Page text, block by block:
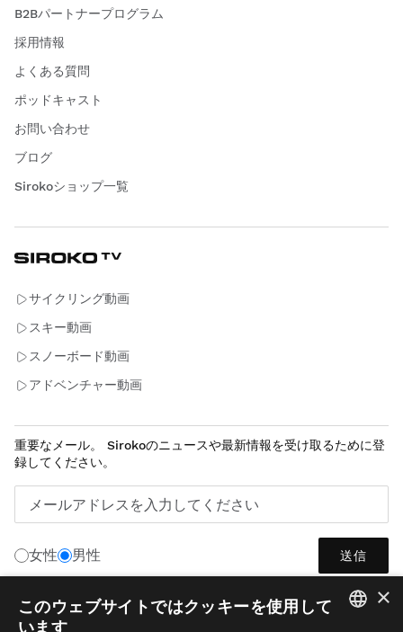
B2Bパートナープログラム
採用情報
よくある質問
ポッドキャスト
お問い合わせ
ブログ
Sirokoショップ一覧
サイクリング動画
スキー動画
スノーボード動画
アドベンチャー動画
重要なメール。 Sirokoのニュースや最新情報を受け取るために登
録してください。
メールアドレスを入力してください
女性 男性 送信
日本語
×
このウェブサイトではクッキーを使用して
います